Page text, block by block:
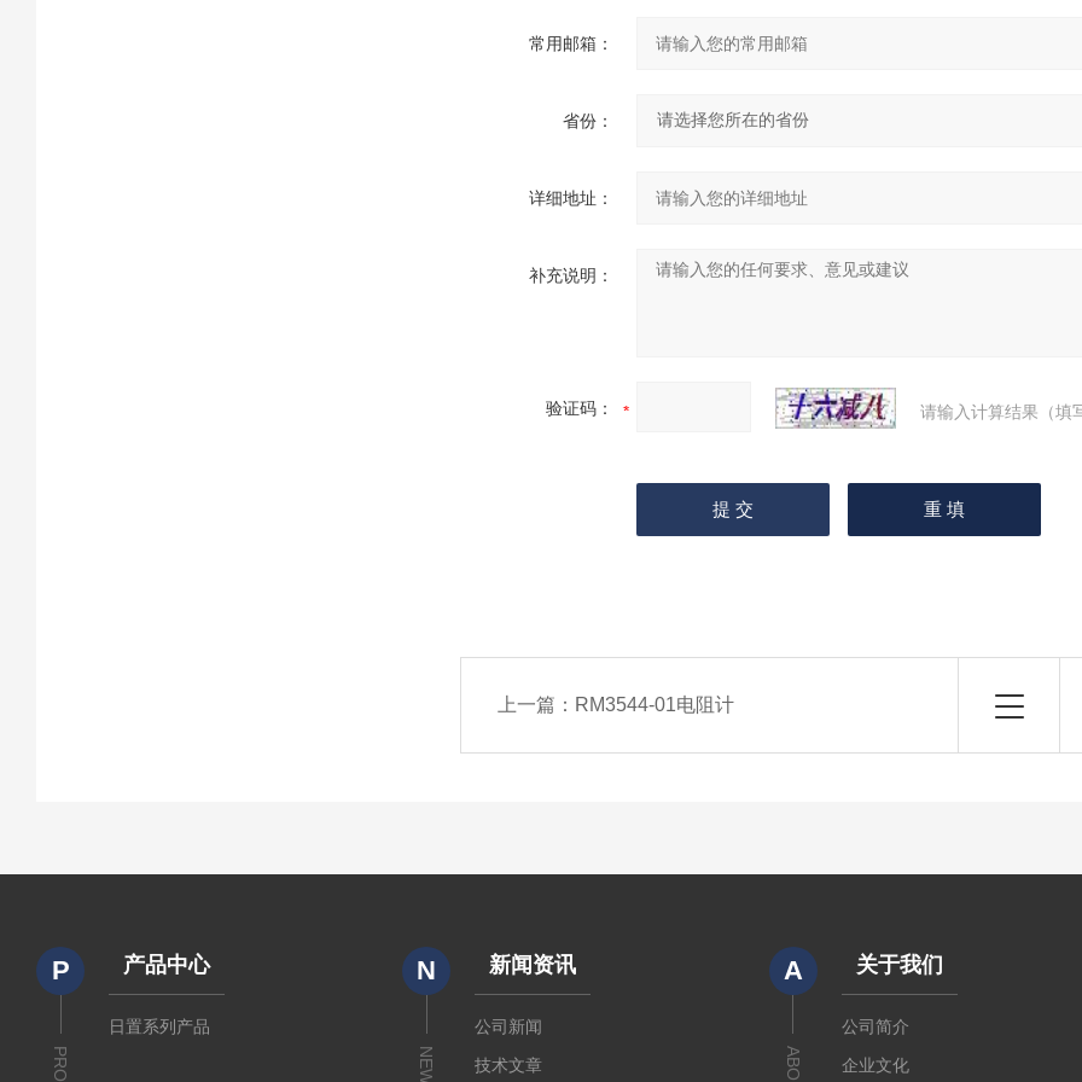
常用邮箱：
省份：
详细地址：
补充说明：
验证码： 请输入计算结果（填
上一篇： RM3544-01电阻计
P 产品中心
日置系列产品
N
NEWS
新闻资讯
公司新闻
技术文章
A 关于我们
公司简介
企业文化